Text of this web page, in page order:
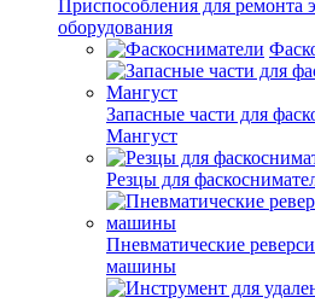
Приспособления для ремонта
оборудования
Запасные части для
Мангуст
Резцы для
Пневматические
машины